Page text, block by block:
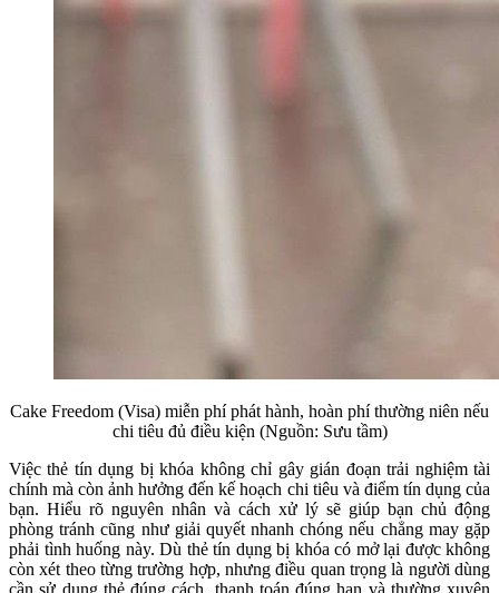
Cake Freedom (Visa) miễn phí phát hành, hoàn phí thường niên nếu
chi tiêu đủ điều kiện (Nguồn: Sưu tầm)
Việc thẻ tín dụng bị khóa không chỉ gây gián đoạn trải nghiệm tài
chính mà còn ảnh hưởng đến kế hoạch chi tiêu và điểm tín dụng của
bạn. Hiểu rõ nguyên nhân và cách xử lý sẽ giúp bạn chủ động
phòng tránh cũng như giải quyết nhanh chóng nếu chẳng may gặp
phải tình huống này. Dù thẻ tín dụng bị khóa có mở lại được không
còn xét theo từng trường hợp, nhưng điều quan trọng là người dùng
cần sử dụng thẻ đúng cách, thanh toán đúng hạn và thường xuyên